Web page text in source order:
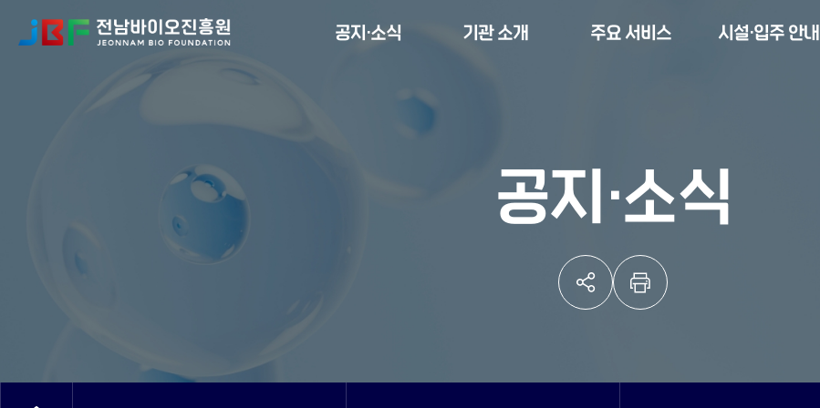
공지·소식 기관 소개 주요 서비스 시설·입주 안내
공지·소식